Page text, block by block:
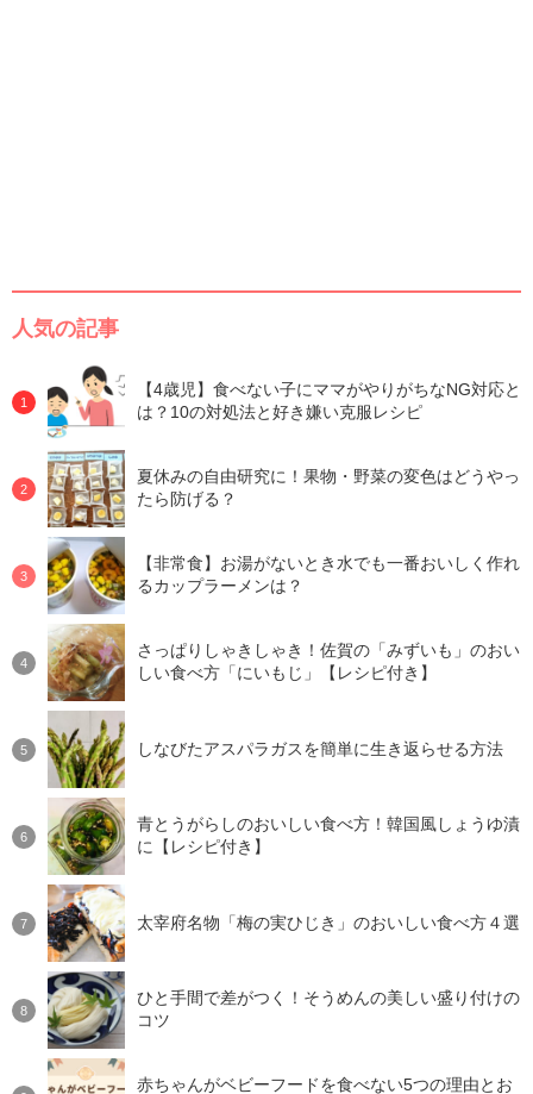
人気の記事
【4歳児】食べない子にママがやりがちなNG対応と
は？10の対処法と好き嫌い克服レシピ
夏休みの自由研究に！果物・野菜の変色はどうやっ
たら防げる？
【非常食】お湯がないとき水でも一番おいしく作れ
るカップラーメンは？
さっぱりしゃきしゃき！佐賀の「みずいも」のおい
しい食べ方「にいもじ」【レシピ付き】
しなびたアスパラガスを簡単に生き返らせる方法
青とうがらしのおいしい食べ方！韓国風しょうゆ漬
に【レシピ付き】
太宰府名物「梅の実ひじき」のおいしい食べ方４選
ひと手間で差がつく！そうめんの美しい盛り付けの
コツ
赤ちゃんがベビーフードを食べない5つの理由とお